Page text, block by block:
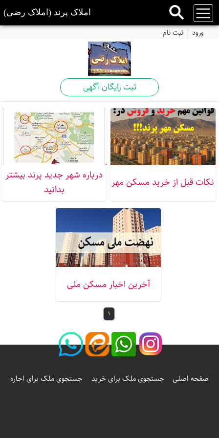
املاک پرند (املاک رضی)
ورود ثبت نام
ثبت رایگان آگهی
نکات قبل از خرید مسکن مهر
درباره شهر جدید پرند بیشتر
بدانید
آخرین اخبار مسکن ملی
1
صفحه اصلی جستجوی ملک برای خرید جستجوی ملک برای اجاره